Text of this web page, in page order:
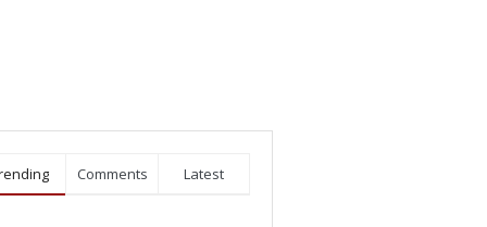
Comments Latest